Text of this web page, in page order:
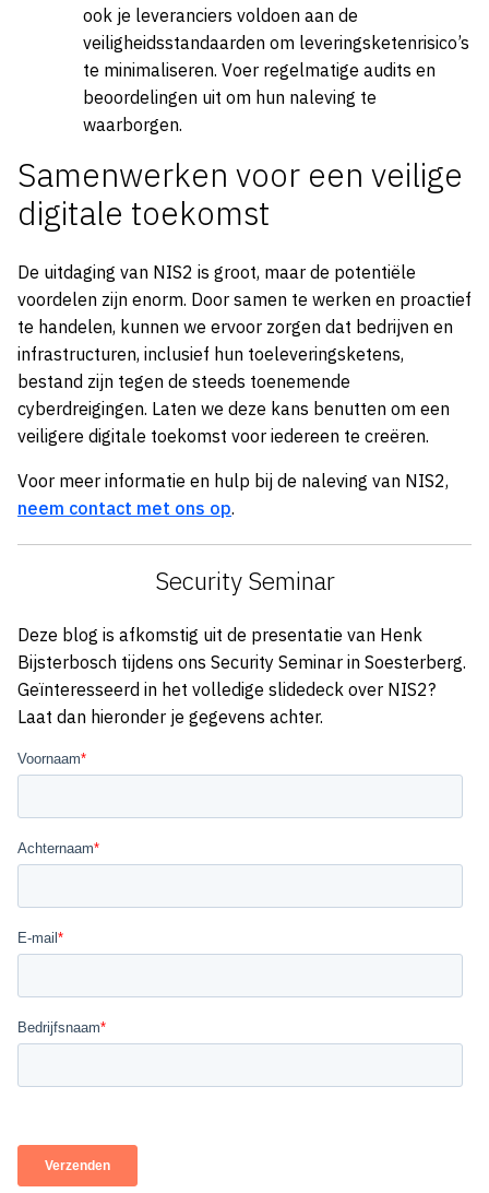
ook je leveranciers voldoen aan de
veiligheidsstandaarden om leveringsketenrisico’s
te minimaliseren. Voer regelmatige audits en
beoordelingen uit om hun naleving te
waarborgen.
Samenwerken voor een veilige
digitale toekomst
De uitdaging van NIS2 is groot, maar de potentiële
voordelen zijn enorm. Door samen te werken en proactief
te handelen, kunnen we ervoor zorgen dat bedrijven en
infrastructuren, inclusief hun toeleveringsketens,
bestand zijn tegen de steeds toenemende
cyberdreigingen. Laten we deze kans benutten om een
veiligere digitale toekomst voor iedereen te creëren.
Voor meer informatie en hulp bij de naleving van NIS2,
neem contact met ons op.
Security Seminar
Deze blog is afkomstig uit de presentatie van Henk
Bijsterbosch tijdens ons Security Seminar in Soesterberg.
Geïnteresseerd in het volledige slidedeck over NIS2?
Laat dan hieronder je gegevens achter.